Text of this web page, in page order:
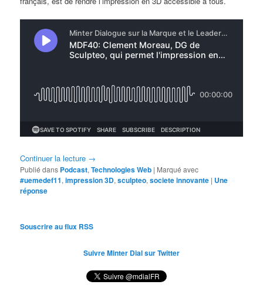
Continuer la lecture →
Publié dans Podcast,Technologies Web | Marqué avec
#uemedef11,impression 3D,sculpteo,societe innovante | Une
réponse
Souscrire au flux RSS
Suivre Minter Dial sur Twitter